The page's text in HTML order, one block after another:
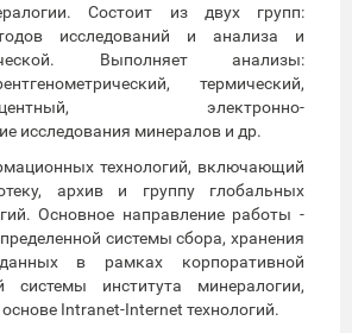
Состоит из двух групп:
исследований и анализа и
Выполняет анализы:
термический,
электронно-
исследования минералов и др.
технологий, включающий
архив и группу глобальных
Основное направление работы -
системы сбора, хранения
в рамках корпоративной
системы института минералогии,
Intranet-Internet технологий.